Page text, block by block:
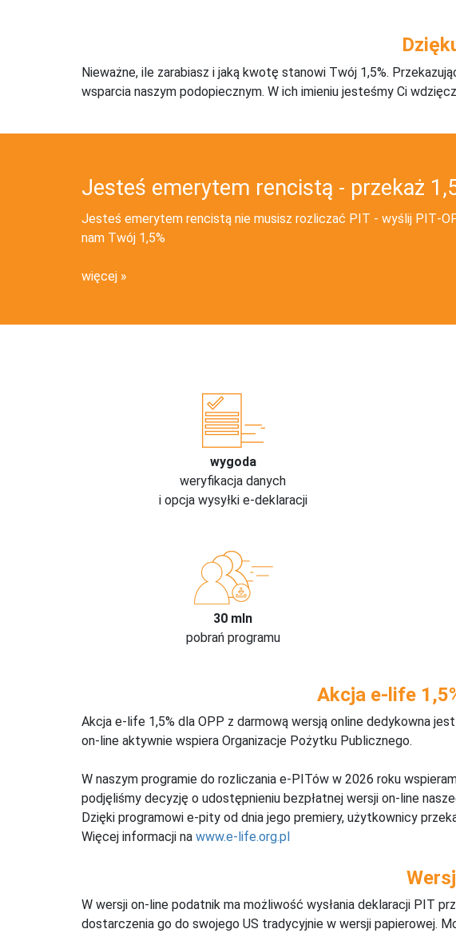
Nieważne, ile zarabiasz i jaką kwotę stanowi Twój 1,5%.
wsparcia naszym podopiecznym. W ich imieniu jesteśmy Ci
Jesteś emerytem rencistą - przekaż
Jesteś emerytem rencistą nie musisz rozliczać PIT - wyślij
nam Twój 1,5%
więcej
wygoda
weryfikacja danych
i opcja wysyłki e-deklaracji
30 mln
pobrań programu
Akcja e-life
Akcja e-life 1,5% dla OPP z darmową wersją online dedykowna
on-line aktywnie wspiera Organizacje Pożytku Publicznego.
W naszym programie do rozliczania e-PITów w 2026 roku
podjęliśmy decyzję o udostępnieniu bezpłatnej wersji on-line
Dzięki programowi e-pity od dnia jego premiery, użytkownicy
Więcej informacji na www.e-life.org.pl
W wersji on-line podatnik ma możliwość wysłania deklaracji PIT
dostarczenia go do swojego US tradycyjnie w wersji papierowej.